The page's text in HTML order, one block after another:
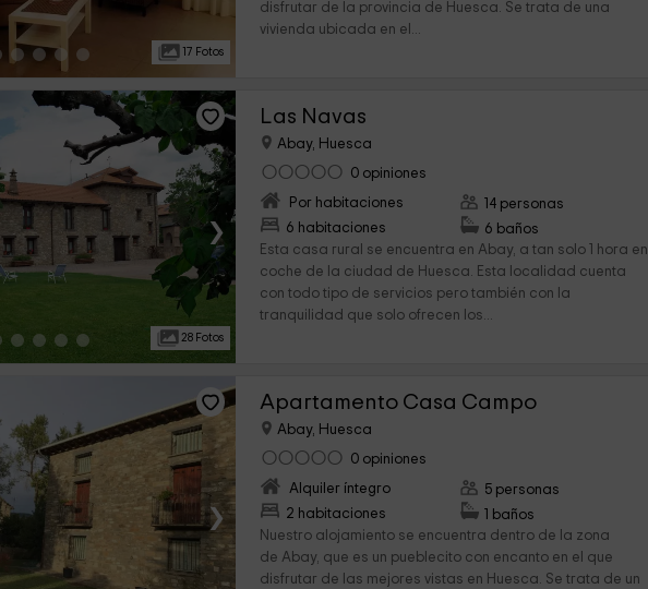
17 Fotos
disfrutar de la provincia de Huesca. Se trata de una
vivienda ubicada en el...
›
28 Fotos
Las Navas
Abay, Huesca
0 opiniones
Por habitaciones
6 habitaciones
14 personas
6 baños
Esta casa rural se encuentra en Abay, a tan solo 1 hora en
coche de la ciudad de Huesca. Esta localidad cuenta
con todo tipo de servicios pero también con la
tranquilidad que solo ofrecen los...
›
Apartamento Casa Campo
Abay, Huesca
0 opiniones
Alquiler íntegro
2 habitaciones
5 personas
1 baños
Nuestro alojamiento se encuentra dentro de la zona
de Abay, que es un pueblecito con encanto en el que
disfrutar de las mejores vistas en Huesca. Se trata de un